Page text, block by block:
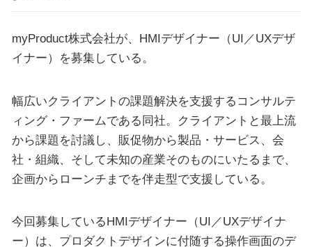
myProduct株式会社が、HMIデザイナー（UI／UXデザ
イナー）を募集している。
幅広いクライアントの課題解決を支援するコンサルテ
ィング・ファームである同社。クライアントと最上流
から課題を討議し、販促物から製品・サービス、会
社・組織、そして未知の産業そのものにいたるまで、
企画からローンチまでを伴走型で支援している。
今回募集しているHMIデザイナー（UI／UXデザイナ
ー）は、プロダクトデザインに付随する操作画面のデ